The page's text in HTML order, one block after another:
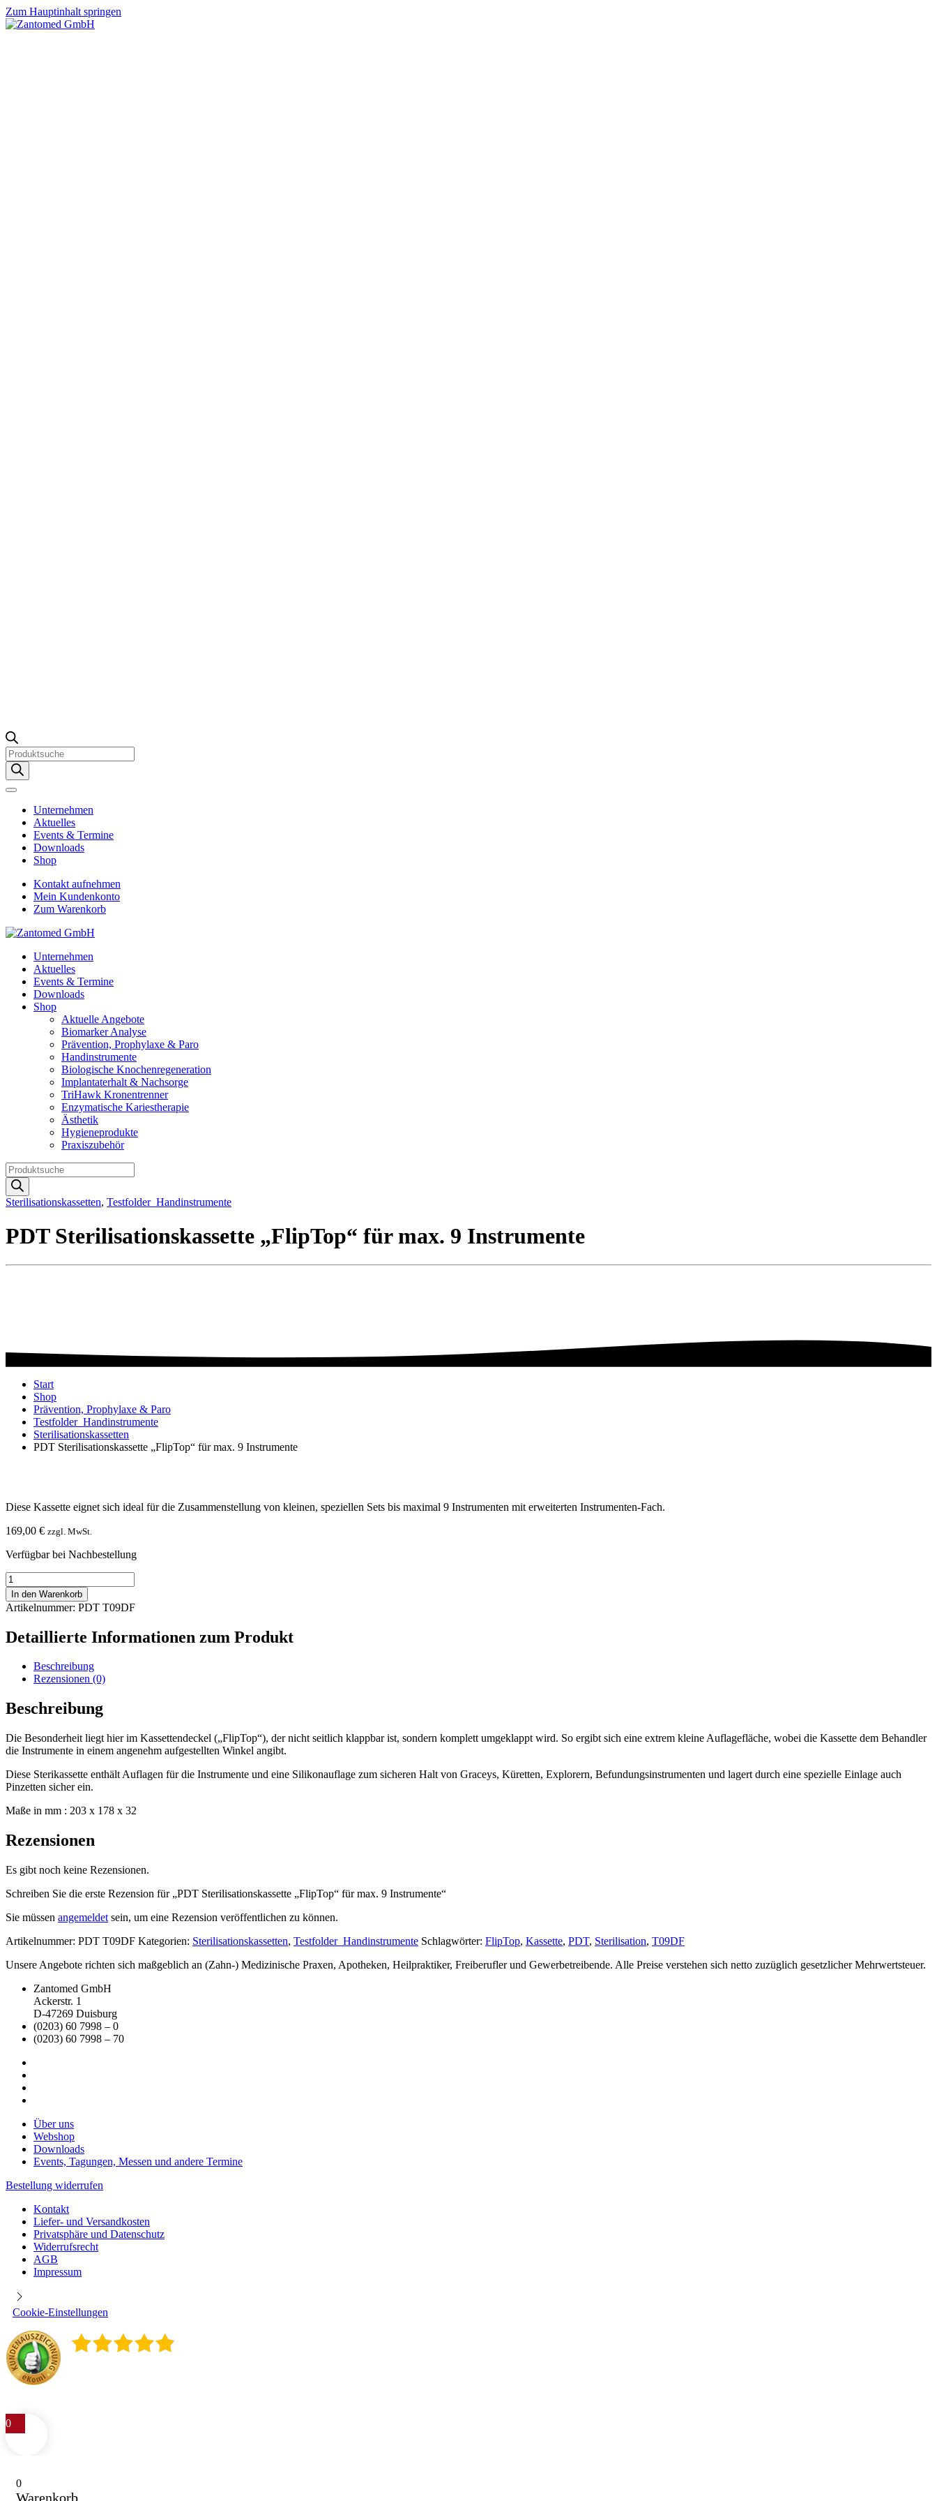
Zum Hauptinhalt springen
Products
search
Unternehmen
Aktuelles
Events & Termine
Downloads
Shop
Kontakt aufnehmen
Mein Kundenkonto
Zum Warenkorb
Unternehmen
Aktuelles
Events & Termine
Downloads
Shop
Aktuelle Angebote
Biomarker Analyse
Prävention, Prophylaxe & Paro
Handinstrumente
Biologische Knochenregeneration
Implantaterhalt & Nachsorge
TriHawk Kronentrenner
Enzymatische Kariestherapie
Ästhetik
Hygieneprodukte
Praxiszubehör
Products
search
Sterilisationskassetten, Testfolder_Handinstrumente
PDT Sterilisationskassette „FlipTop“ für max. 9 Instrumente
Start
Shop
Prävention, Prophylaxe & Paro
Testfolder_Handinstrumente
Sterilisationskassetten
PDT Sterilisationskassette „FlipTop“ für max. 9 Instrumente
Diese Kassette eignet sich ideal für die Zusammenstellung von kleinen, speziellen Sets bis maximal 9 Instrumenten mit erweiterten Instrumenten-Fach.
169,00 € zzgl. MwSt.
Verfügbar bei Nachbestellung
PDT
Sterilisationskassette
"FlipTop"
für
9
Menge
In den Warenkorb
Artikelnummer: PDT T09DF
Detaillierte Informationen zum Produkt
Beschreibung
Rezensionen (0)
Beschreibung
Die Besonderheit liegt hier im Kassettendeckel („FlipTop“), der nicht seitlich klappbar ist, sondern komplett umgeklappt wird. So ergibt sich eine extrem kleine Auflagefläche, wobei die Kassette dem Behandler
die Instrumente in einem angenehm aufgestellten Winkel angibt.
Diese Sterikassette enthält Auflagen für die Instrumente und eine Silikonauflage zum sicheren Halt von Graceys, Küretten, Explorern, Befundungsinstrumenten und lagert durch eine spezielle Einlage auch
Pinzetten sicher ein.
Maße in mm : 203 x 178 x 32
Rezensionen
Es gibt noch keine Rezensionen.
Schreiben Sie die erste Rezension für „PDT Sterilisationskassette „FlipTop“ für max. 9 Instrumente“
Sie müssen angemeldet sein, um eine Rezension veröffentlichen zu können.
Artikelnummer: PDT T09DF Kategorien: Sterilisationskassetten, Testfolder_Handinstrumente Schlagwörter: FlipTop, Kassette, PDT, Sterilisation, T09DF
Unsere Angebote richten sich maßgeblich an (Zahn-) Medizinische Praxen, Apotheken, Heilpraktiker, Freiberufler und Gewerbetreibende. Alle Preise verstehen sich netto zuzüglich gesetzlicher Mehrwertsteuer.
Zantomed GmbH
Ackerstr. 1
D-47269 Duisburg
(0203) 60 7998 – 0
(0203) 60 7998 – 70
Über uns
Webshop
Downloads
Events, Tagungen, Messen und andere Termine
Bestellung widerrufen
Kontakt
Liefer- und Versandkosten
Privatsphäre und Datenschutz
Widerrufsrecht
AGB
Impressum
Cookie-Einstellungen
0
0
Warenkorb